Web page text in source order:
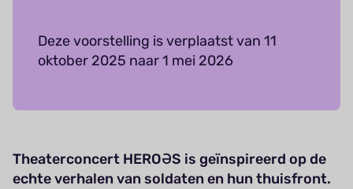
Deze voorstelling is verplaatst van 11
oktober 2025 naar 1 mei 2026
Theaterconcert HEROƏS is geïnspireerd op de
echte verhalen van soldaten en hun thuisfront.